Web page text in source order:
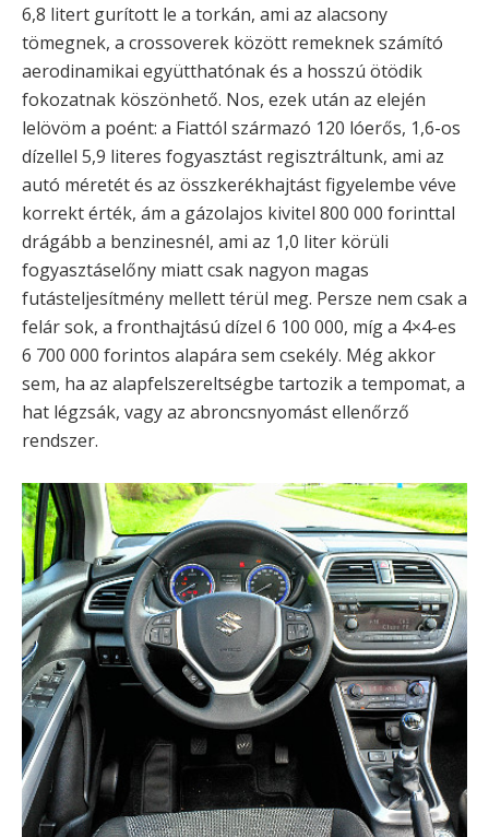
6,8 litert gurított le a torkán, ami az alacsony
tömegnek, a crossoverek között remeknek számító
aerodinamikai együtthatónak és a hosszú ötödik
fokozatnak köszönhető. Nos, ezek után az elején
lelövöm a poént: a Fiattól származó 120 lóerős, 1,6-os
dízellel 5,9 literes fogyasztást regisztráltunk, ami az
autó méretét és az összkerékhajtást figyelembe véve
korrekt érték, ám a gázolajos kivitel 800 000 forinttal
drágább a benzinesnél, ami az 1,0 liter körüli
fogyasztáselőny miatt csak nagyon magas
futásteljesítmény mellett térül meg. Persze nem csak a
felár sok, a fronthajtású dízel 6 100 000, míg a 4×4-es
6 700 000 forintos alapára sem csekély. Még akkor
sem, ha az alapfelszereltségbe tartozik a tempomat, a
hat légzsák, vagy az abroncsnyomást ellenőrző
rendszer.